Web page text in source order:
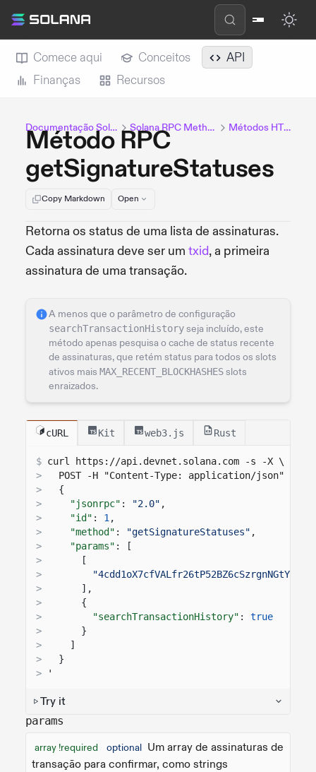
Comece aqui Conceitos
API
Finanças
Recursos
Documentação Solana Solana RPC Methods Métodos HTTP
Método RPC
getSignatureStatuses
Copy Markdown Open
Retorna os status de uma lista de assinaturas.
Cada assinatura deve ser um txid, a primeira
assinatura de uma transação.
A menos que o parâmetro de configuração
searchTransactionHistoryseja incluído, este
método apenas pesquisa o cache de status recente
de assinaturas, que retém status para todos os slots
ativos mais MAX_RECENT_BLOCKHASHESslots
enraizados.
cURL Kit web3.js Rust
$ curl https://api.devnet.solana.com -s -X \
>
POST -H "Content-Type: application/json" -d
>
{
>
"jsonrpc" : "2.0" ,
>
"id" : 1 ,
>
"method" : "getSignatureStatuses" ,
>
"params" : [
>
[
>
>
],
>
{
>
"searchTransactionHistory" :
true
>
}
>
]
>
}
>
'
Try it
params
array !required optional Um array de assinaturas de
transação para confirmar, como strings